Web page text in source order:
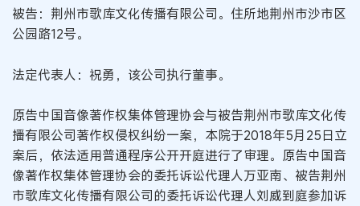
被告：荆州市歌库文化传播有限公司。住所地荆州市沙市区
公园路12号。
法定代表人：祝勇，该公司执行董事。
原告中国音像著作权集体管理协会与被告荆州市歌库文化传
播有限公司著作权侵权纠纷一案，本院于2018年5月25日立
案后，依法适用普通程序公开开庭进行了审理。原告中国音
像著作权集体管理协会的委托诉讼代理人万亚南、被告荆州
市歌库文化传播有限公司的委托诉讼代理人刘威到庭参加诉